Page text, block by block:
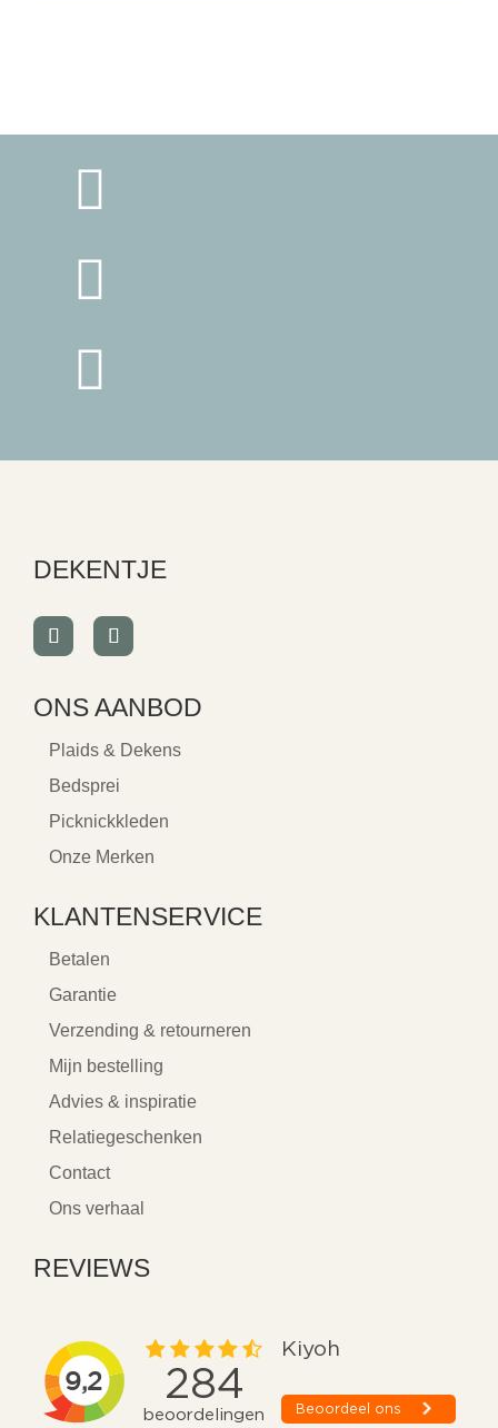



DEKENTJE
ONS AANBOD
Plaids & Dekens
Bedsprei
Picknickkleden
Onze Merken
KLANTENSERVICE
Betalen
Garantie
Verzending & retourneren
Mijn bestelling
Advies & inspiratie
Relatiegeschenken
Contact
Ons verhaal
REVIEWS